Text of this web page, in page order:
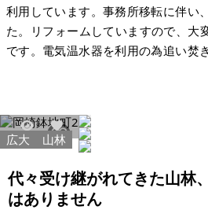
利用しています。事務所移転に伴い
た。リフォームしていますので、大変きれい
です。電気温水器を利用の為追い焚
の浴室です。現状、スタッフが1部
立大学病院のほか、スーパー、銀行
ています。マンション1階（61.9㎡）
がなくても徒歩圏内に生活に必要な
入後に賃貸にとして貸
7423 35
広大 山林
代々受け継がれてきた山林
はありません